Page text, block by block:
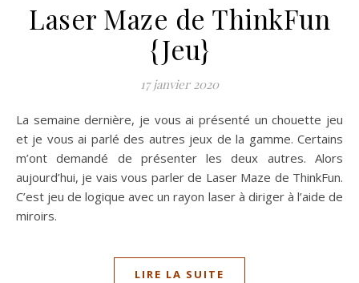
Laser Maze de ThinkFun
{Jeu}
17 janvier 2020
La semaine dernière, je vous ai présenté un chouette jeu
et je vous ai parlé des autres jeux de la gamme. Certains
m’ont demandé de présenter les deux autres. Alors
aujourd’hui, je vais vous parler de Laser Maze de ThinkFun.
C’est jeu de logique avec un rayon laser à diriger à l’aide de
miroirs.
LIRE LA SUITE